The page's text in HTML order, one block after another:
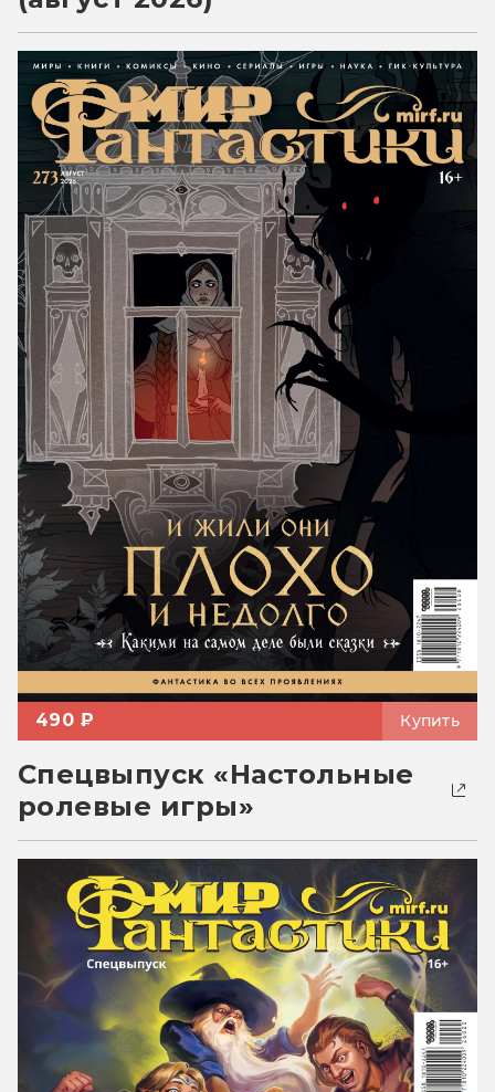
490 ₽ Купить
Спецвыпуск «Настольные
ролевые игры»